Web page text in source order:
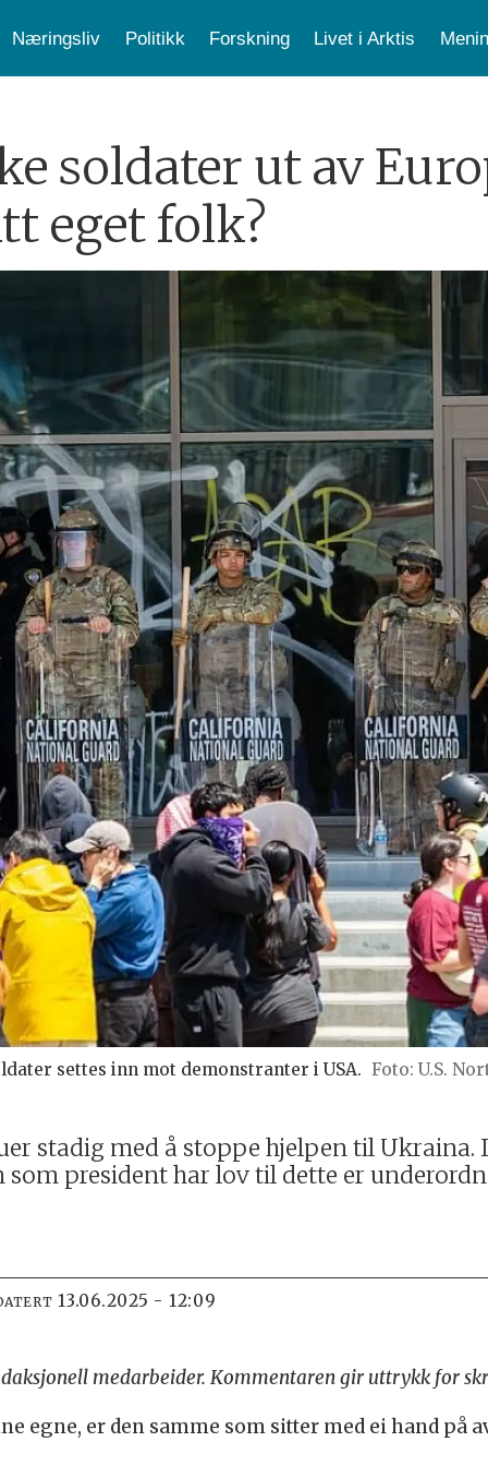
Næringsliv Politikk Forskning Livet i Arktis
soldater ut av
eget folk?
settes inn mot demonstranter i USA. U.S.
stadig med å stoppe hjelpen til Ukraina.
president har lov til dette er
13.06.2025 - 12:09
medarbeider. Kommentaren gir uttrykk for
egne, er den samme som sitter med ei hand på